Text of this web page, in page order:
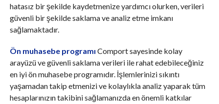
hatasız bir şekilde kaydetmenize yardımcı olurken, verileri
güvenli bir şekilde saklama ve analiz etme imkanı
sağlamaktadır.
Ön muhasebe programı Comport sayesinde kolay
arayüzü ve güvenli saklama verileri ile rahat edebileceğiniz
en iyi ön muhasebe programıdır. İşlemlerinizi sıkıntı
yaşamadan takip etmenizi ve kolaylıkla analiz yaparak tüm
hesaplarınızın takibini sağlamanızda en önemli katkılar